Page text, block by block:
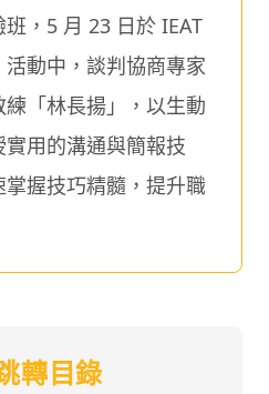
，5 月 23 日於 IEAT
動中，談判協商專家
練「林長揚」，以生動
用的溝通與簡報技
握技巧精髓，提升職
轉目錄